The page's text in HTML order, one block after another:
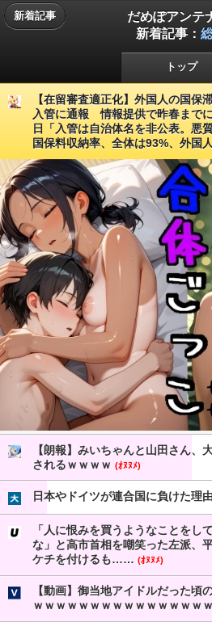
新着記事
だめぽアンテ
新着記事：
トップ
【在留審査適正化】外国人の国保
入管に通報 情報提供で昨春まで
日「入管は自治体名を非公表。悪
国保料収納率、全体は93%、外国
【朗報】みいちゃんと山田さん、
されるｗｗｗｗ (ｵﾇﾇﾒ)
日本やドイツが連合国に負けた理
「人に恨みを買うようなことをし
な」と高市首相を嘲笑った左派、
ケチを付けるも…… (ｵﾇﾇﾒ)
【動画】御当地アイドルだった頃
ｗｗｗｗｗｗｗｗｗｗｗｗｗｗｗｗ